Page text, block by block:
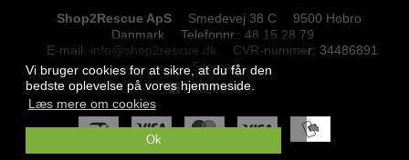
Vi bruger cookies for at sikre, at du får den
bedste oplevelse på vores hjemmeside.
Læs mere om cookies
Ok
Shop2Rescue ApS Smedevej 38 C
9500 Hobro
Danmark
Telefonnr. : 48 15 28 79
E-mail: info@shop2rescue.dk CVR-nummer: 34486891
Sitemap
Facebook